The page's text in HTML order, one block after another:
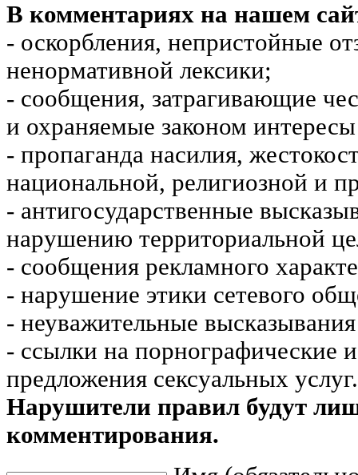
В комментариях на нашем
- оскорбления, непристойные
ненормативной лексики;
- сообщения, затрагивающие
и охраняемые законом
- пропаганда насилия,
национальной, религиозной и
- антигосударственные
нарушению территориальной
- сообщения рекламного
- нарушение этики сетевого
- неуважительные
- ссылки на порнографические
предложения сексуальных услуг.
Нарушители правил будут
комментирования.